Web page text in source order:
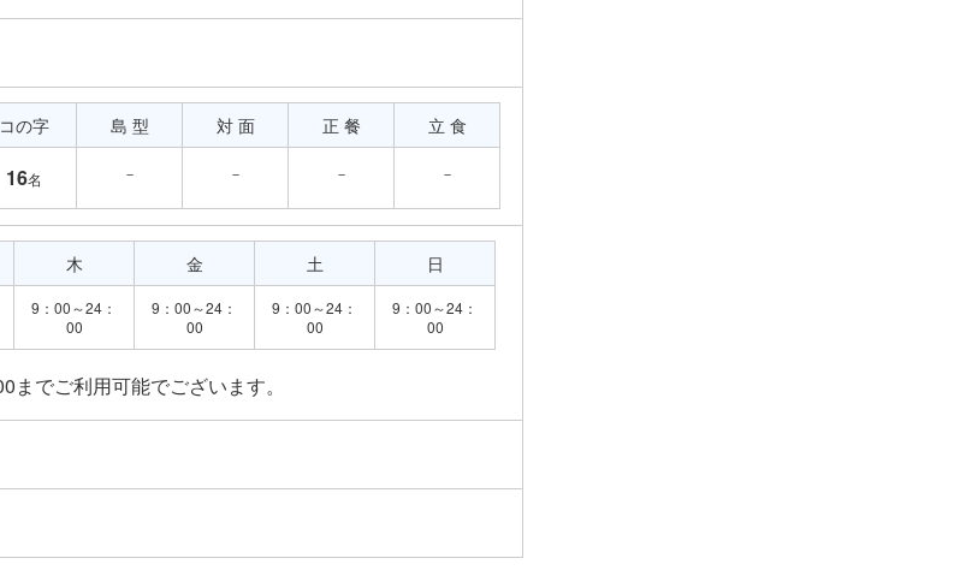
コの字
16名
島 型
－
対 面
－
正 餐
－
立 食
－
木
9：00～24：
00
金
9：00～24：
00
土
9：00～24：
00
日
9：00～24：
00